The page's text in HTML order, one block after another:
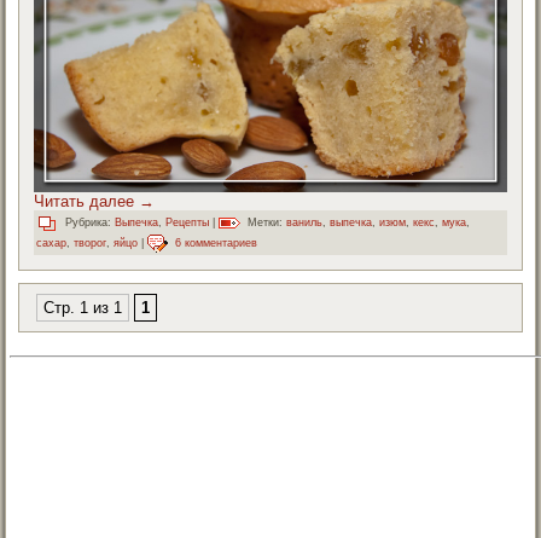
Читать далее →
Рубрика: Выпечка, Рецепты Метки: ваниль,выпечка,изюм,кекс,мука,
сахар ,творог ,яйцо | 6 комментариев
Стр. 1 из 1 1